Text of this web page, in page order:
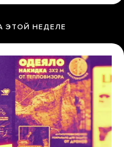
ЭТОЙ НЕДЕЛЕ